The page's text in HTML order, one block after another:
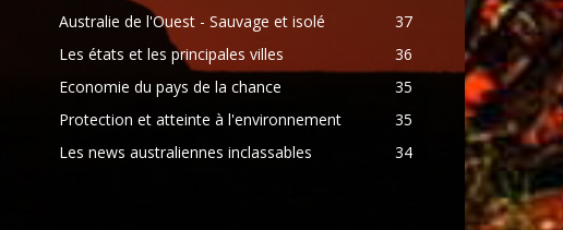
Australie de l'Ouest - Sauvage et isolé
37
Les états et les principales villes
36
Economie du pays de la chance
35
Protection et atteinte à l'environnement
35
Les news australiennes inclassables
34